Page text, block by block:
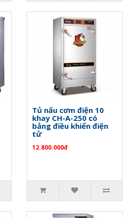
Tủ nấu cơm điện 10
khay CH-A-250 có
bảng điều khiển điện
tử
12.800.000đ